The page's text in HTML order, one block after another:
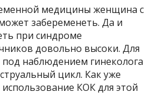
медицины женщина с
забеременеть. Да и
при синдроме
довольно высоки. Для
наблюдением гинеколога
цикл. Как уже
КОК для этой